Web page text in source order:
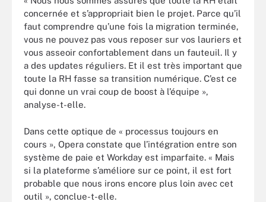
concernée et s’appropriait bien le projet. Parce qu’il
faut comprendre qu’une fois la migration terminée,
vous ne pouvez pas vous reposer sur vos lauriers et
vous asseoir confortablement dans un fauteuil. Il y
a des updates réguliers. Et il est très important que
toute la RH fasse sa transition numérique. C’est ce
qui donne un vrai coup de boost à l’équipe »,
analyse-t-elle.
Dans cette optique de « processus toujours en
cours », Opera constate que l’intégration entre son
système de paie et Workday est imparfaite. « Mais
si la plateforme s’améliore sur ce point, il est fort
probable que nous irons encore plus loin avec cet
outil », conclue-t-elle.